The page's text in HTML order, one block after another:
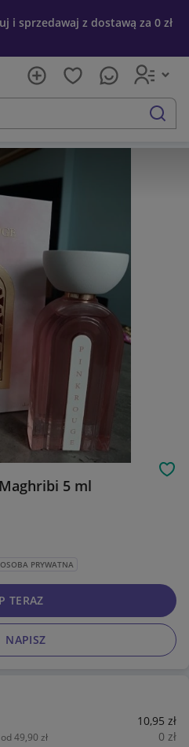
i sprzedawaj z dostawą za 0 zł
szukaj
5 ml
PRYWATNA
NAPISZ
TERAZ
10,95 zł
49,90 zł 0 zł